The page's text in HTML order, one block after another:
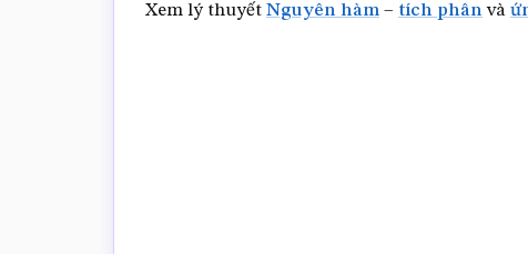
Xem lý thuyết Nguyên hàm – tích phânvà